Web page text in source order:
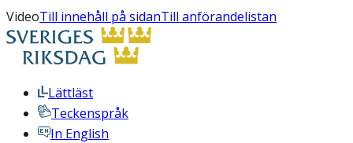
VideoTill innehåll på sidanTill anförandelistan
Lättläst
Teckenspråk
In English